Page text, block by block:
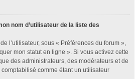
nom d’utilisateur de la liste des
l’utilisateur, sous « Préférences du forum »,
mon statut en ligne ». Si vous activez cette
des administrateurs, des modérateurs et de
comme étant un utilisateur